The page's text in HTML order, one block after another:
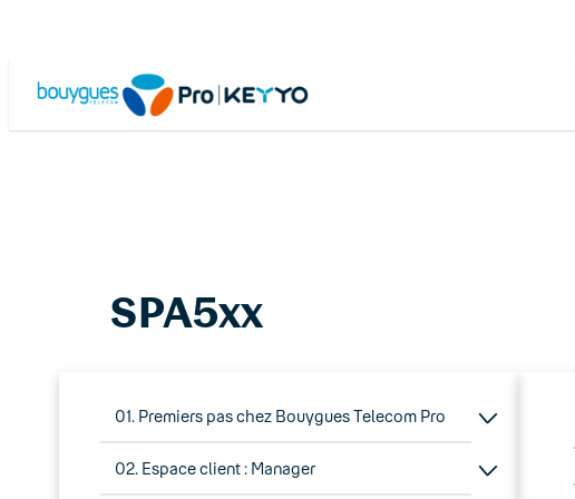
SPA5xx
01. Premiers pas chez Bouygues Telecom Pro
02. Espace client : Manager